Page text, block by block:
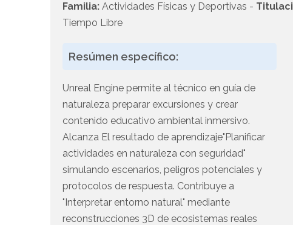
Familia: Actividades Físicas y Deportivas -
Tiempo Libre
Resúmen específico:
Unreal Engine permite al técnico en guía de
naturaleza preparar excursiones y crear
contenido educativo ambiental inmersivo.
Alcanza El resultado de aprendizaje"Planificar
actividades en naturaleza con seguridad"
simulando escenarios, peligros potenciales y
protocolos de respuesta. Contribuye a
"Interpretar entorno natural" mediante
reconstrucciones 3D de ecosistemas reales